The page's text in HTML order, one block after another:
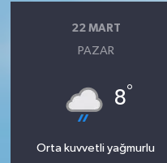
22 MART
PAZAR
8°
Orta kuvvetli yağmurlu